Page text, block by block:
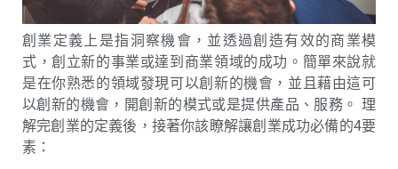
創業定義上是指洞察機會，並透過創造有效的商業模
式，創立新的事業或達到商業領域的成功。簡單來說就
是在你熟悉的領域發現可以創新的機會，並且藉由這可
以創新的機會，開創新的模式或是提供產品、服務。 理
解完創業的定義後，接著你該瞭解讓創業成功必備的4要
素：